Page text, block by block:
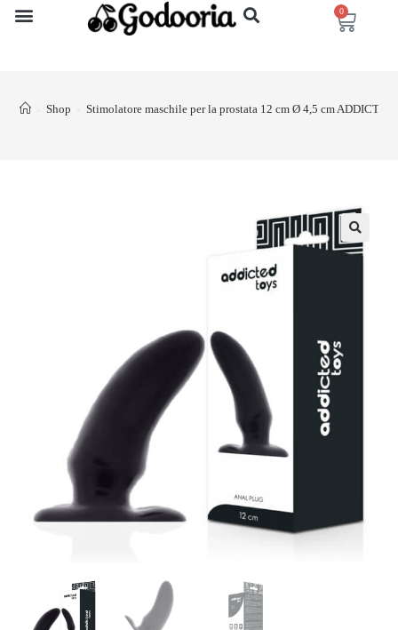
0
> Shop > Stimolatore maschile per la prostata 12 cm Ø 4,5 cm ADDICTED